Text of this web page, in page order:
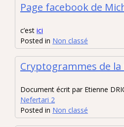
Page facebook de
c’est ici
Posted in Non classé
Cryptogrammes de
Document écrit par Etienne
Nefertari 2
Posted in Non classé